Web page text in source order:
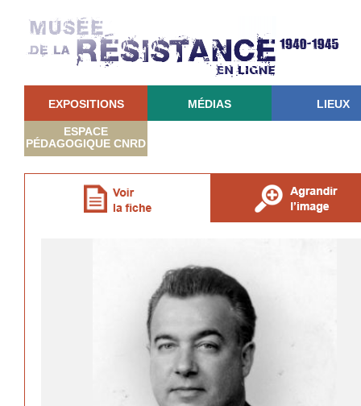
EXPOSITIONS MÉDIAS LIEUX
ESPACE
PÉDAGOGIQUE CNRD